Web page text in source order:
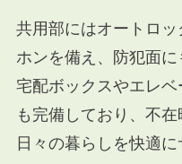
共用部にはオートロ
ホンを備え、防犯面に
宅配ボックスやエレ
も完備しており、不
日々の暮らしを快適